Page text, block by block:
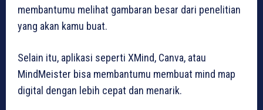
membantumu melihat gambaran besar dari penelitian
yang akan kamu buat.
Selain itu, aplikasi seperti XMind, Canva, atau
MindMeister bisa membantumu membuat mind map
digital dengan lebih cepat dan menarik.